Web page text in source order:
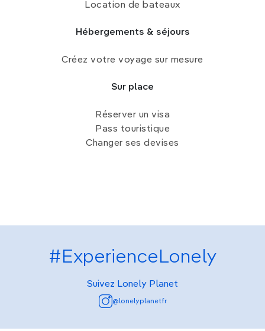
Location de bateaux
Hébergements & séjours
Créez votre voyage sur mesure
Sur place
Réserver un visa
Pass touristique
Changer ses devises
#ExperienceLonely
Suivez Lonely Planet
@lonelyplanetfr